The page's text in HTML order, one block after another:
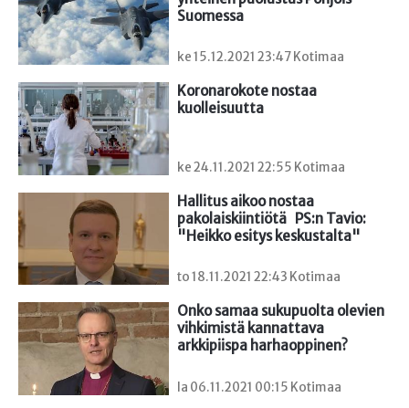
Suomessa
ke 15.12.2021 23:47 Kotimaa
Koronarokote nostaa
kuolleisuutta
ke 24.11.2021 22:55 Kotimaa
Hallitus aikoo nostaa
pakolaiskiintiötä   PS:n Tavio:
"Heikko esitys keskustalta"
to 18.11.2021 22:43 Kotimaa
Onko samaa sukupuolta olevien
vihkimistä kannattava
arkkipiispa harhaoppinen?
la 06.11.2021 00:15 Kotimaa